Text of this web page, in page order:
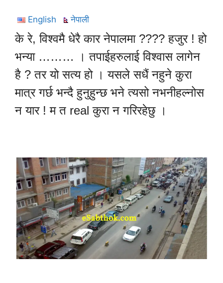
English नेपाली
के रे, विश्वमै धेरै कार नेपालमा ???? हजुर ! हो
भन्या ……… । तपाईहरुलाई विश्वास लागेन
है ? तर यो सत्य हो । यसले सधैं नहुने कुरा
मात्र गर्छ भन्दै हुनुहुन्छ भने त्यसो नभनीहल्नोस
न यार ! म त real कुरा न गरिरहेछु ।